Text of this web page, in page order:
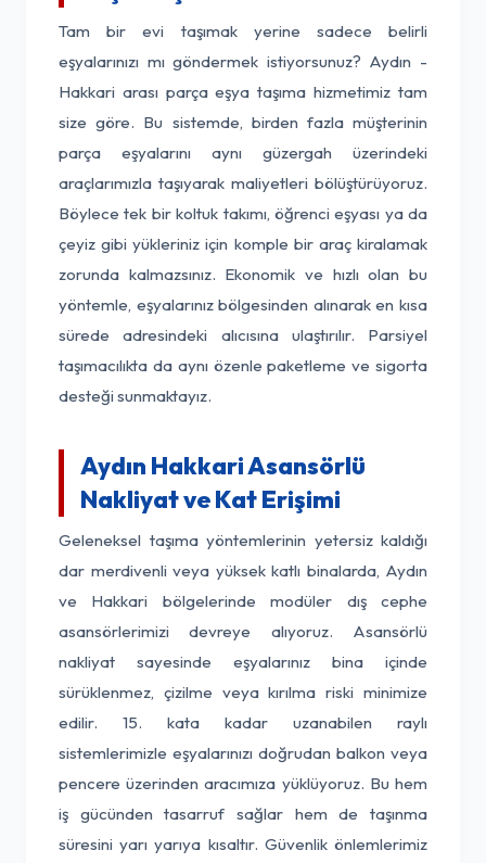
Tam bir evi taşımak yerine sadece belirli
eşyalarınızı mı göndermek istiyorsunuz? Aydın -
Hakkari arası parça eşya taşıma hizmetimiz tam
size göre. Bu sistemde, birden fazla müşterinin
parça eşyalarını aynı güzergah üzerindeki
araçlarımızla taşıyarak maliyetleri bölüştürüyoruz.
Böylece tek bir koltuk takımı, öğrenci eşyası ya da
çeyiz gibi yükleriniz için komple bir araç kiralamak
zorunda kalmazsınız. Ekonomik ve hızlı olan bu
yöntemle, eşyalarınız bölgesinden alınarak en kısa
sürede adresindeki alıcısına ulaştırılır. Parsiyel
taşımacılıkta da aynı özenle paketleme ve sigorta
desteği sunmaktayız.
Aydın Hakkari Asansörlü
Nakliyat ve Kat Erişimi
Geleneksel taşıma yöntemlerinin yetersiz kaldığı
dar merdivenli veya yüksek katlı binalarda, Aydın
ve Hakkari bölgelerinde modüler dış cephe
asansörlerimizi devreye alıyoruz. Asansörlü
nakliyat sayesinde eşyalarınız bina içinde
sürüklenmez, çizilme veya kırılma riski minimize
edilir. 15. kata kadar uzanabilen raylı
sistemlerimizle eşyalarınızı doğrudan balkon veya
pencere üzerinden aracımıza yüklüyoruz. Bu hem
iş gücünden tasarruf sağlar hem de taşınma
süresini yarı yarıya kısaltır. Güvenlik önlemlerimiz